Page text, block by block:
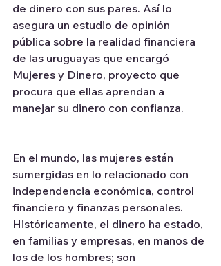
de dinero con sus pares. Así lo
asegura un estudio de opinión
pública sobre la realidad financiera
de las uruguayas que encargó
Mujeres y Dinero, proyecto que
procura que ellas aprendan a
manejar su dinero con confianza.
En el mundo, las mujeres están
sumergidas en lo relacionado con
independencia económica, control
financiero y finanzas personales.
Históricamente, el dinero ha estado,
en familias y empresas, en manos de
los de los hombres; son